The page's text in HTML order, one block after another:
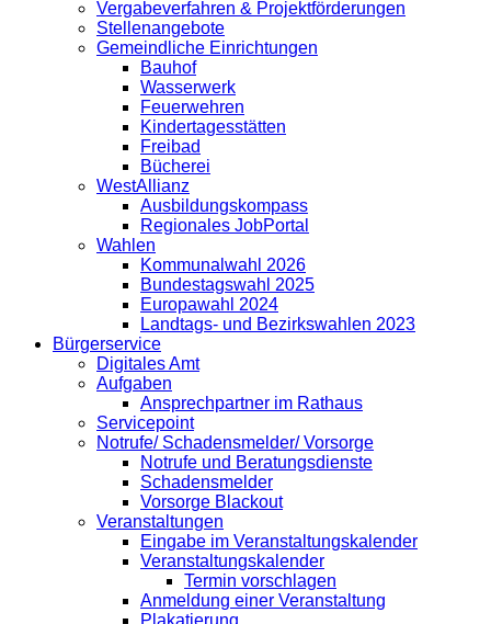
Vergabeverfahren & Projektförderungen
Stellenangebote
Gemeindliche Einrichtungen
Bauhof
Wasserwerk
Feuerwehren
Kindertagesstätten
Freibad
Bücherei
WestAllianz
Ausbildungskompass
Regionales JobPortal
Wahlen
Kommunalwahl 2026
Bundestagswahl 2025
Europawahl 2024
Landtags- und Bezirkswahlen 2023
Bürgerservice
Digitales Amt
Aufgaben
Ansprechpartner im Rathaus
Servicepoint
Notrufe/ Schadensmelder/ Vorsorge
Notrufe und Beratungsdienste
Schadensmelder
Vorsorge Blackout
Veranstaltungen
Eingabe im Veranstaltungskalender
Veranstaltungskalender
Termin vorschlagen
Anmeldung einer Veranstaltung
Plakatierung